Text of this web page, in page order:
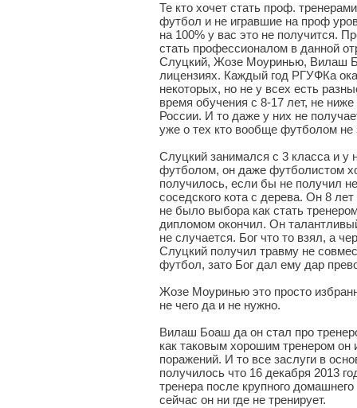
Те кто хочет стать проф.
футбол и не игравшие на проф
на 100% у вас это не получится.
стать профессионалом в данной
Слуцкий, Жозе Моуринью, Вилаш
лицензиях. Каждый год РГУФКа
некоторых, но не у всех есть
время обучения с 8-17 лет, не
России. И то даже у них не
уже о тех кто вообще футболом
Слуцкий занимался с 3 класса и у
футболом, он даже футболистом
получилось, если бы не получил
соседского кота с дерева. Он 8
не было выбора как стать
дипломом окончил. Он
не случается. Бог что то взял, а
Слуцкий получил травму не
футбол, зато Бог дал ему дар
Жозе Моуринью это просто
не чего да и не нужно.
Вилаш Боаш да он стал про
как таковым хорошим тренером он
поражений. И то все заслуги в
получилось что 16 декабря 2013
тренера после крупного
сейчас он ни где не тренирует.